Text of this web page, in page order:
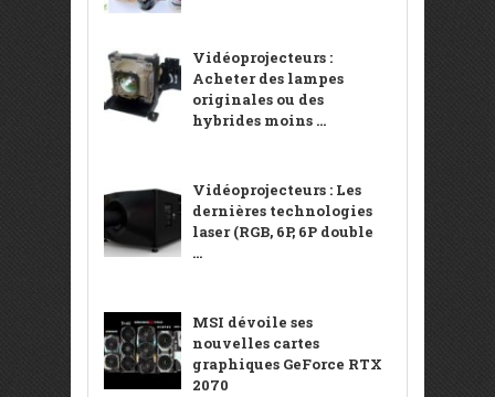
Vidéoprojecteurs :
Acheter des lampes
originales ou des
hybrides moins ...
Vidéoprojecteurs : Les
dernières technologies
laser (RGB, 6P, 6P double
...
MSI dévoile ses
nouvelles cartes
graphiques GeForce RTX
2070